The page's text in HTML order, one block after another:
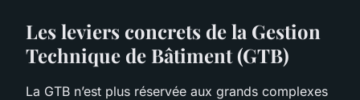
Les leviers concrets de la Gestion
Technique de Bâtiment (GTB)
La GTB n’est plus réservée aux grands complexes